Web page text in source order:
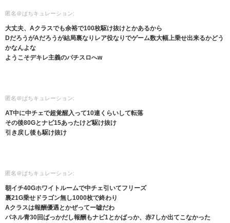
匿名＠ぱちキュレーション:
大丈夫、Aクラスでも余裕で100枚駆け抜けとかあるから
DだろうがAだろうが結局裏なりレア役なりでゲーム数大幅上乗せ出来るかどう
かなんよな
ようこそデキレ主義のパチスロへw
匿名＠ぱちキュレーション:
AT中に中チェで超覚醒入って10連くらいして転落
その後80Gとナビ15あったけど駆け抜け
引き戻し後も駆け抜け
匿名＠ぱちキュレーション:
朝イチ40Gホワイトルームで中チェ引いてフリーズ
裏21G乗せドラゴン無し1000枚で終わり
Aクラスは報酬優遇とかぜってー嘘だわ
パネル青30回ばっかだし報酬もナビ1とかばっか、赤7しか出てこなかった